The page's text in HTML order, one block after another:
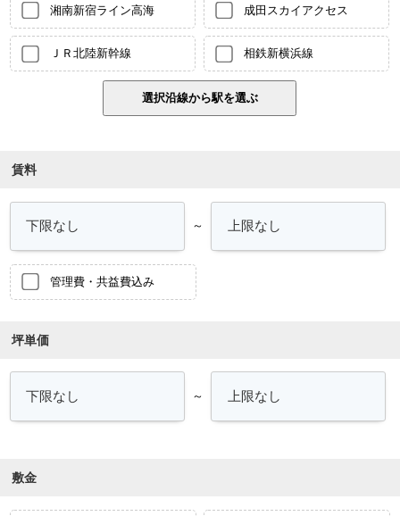
湘南新宿ライン高海 成田スカイアクセス
ＪＲ北陸新幹線 相鉄新横浜線
賃料
～
管理費・共益費込み
坪単価
～
敷金